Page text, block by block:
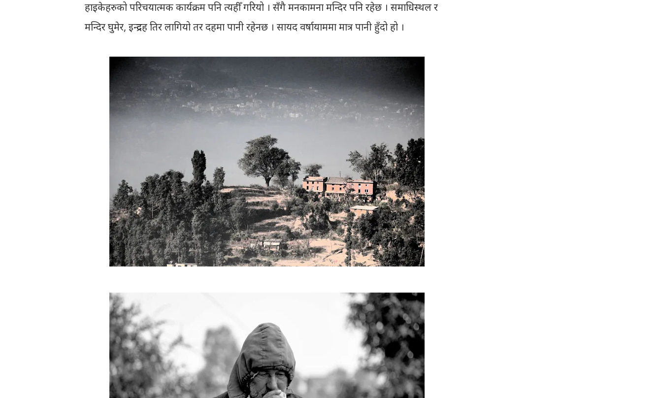
हाइकेहरुको परिचयात्मक कार्यक्रम पनि त्यहीँ गरियो । सँगै मनकामना मन्दिर पनि रहेछ । समाधिस्थल र
मन्दिर घुमेर, इन्द्रदह तिर लागियो तर दहमा पानी रहेनछ । सायद वर्षायाममा मात्र पानी हुँदो हो ।